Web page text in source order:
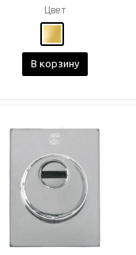
Цвет
В корзину